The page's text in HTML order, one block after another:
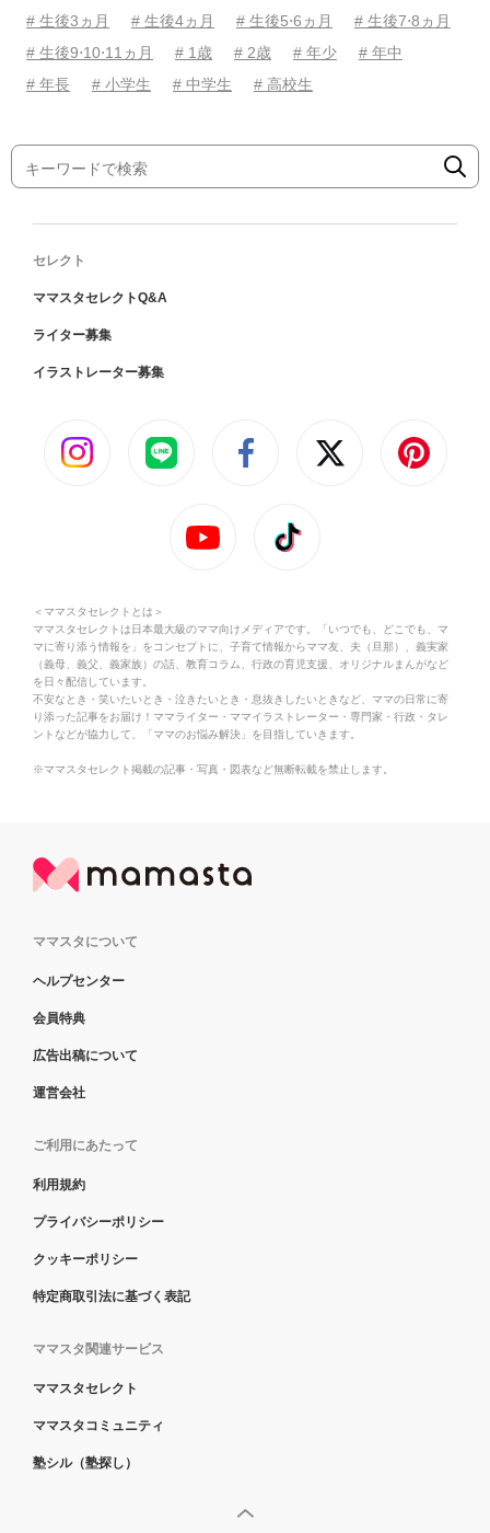
# 生後3ヵ月
# 生後4ヵ月 # 生後5⋅6ヵ月
# 生後7⋅8ヵ月
# 生後9⋅10⋅11ヵ月
# 1歳 # 2歳 # 年少
# 年中
# 年長
# 小学生 # 中学生 # 高校生
セレクト
ママスタセレクトQ&A
ライター募集
イラストレーター募集
＜ママスタセレクトとは＞
ママスタセレクトは日本最大級のママ向けメディアです。「いつでも、どこでも、マ
マに寄り添う情報を」をコンセプトに、子育て情報からママ友、夫（旦那）、義実家
（義母、義父、義家族）の話、教育コラム、行政の育児支援、オリジナルまんがなど
を日々配信しています。
不安なとき・笑いたいとき・泣きたいとき・息抜きしたいときなど、ママの日常に寄
り添った記事をお届け！ママライター・ママイラストレーター・専門家・行政・タレ
ントなどが協力して、「ママのお悩み解決」を目指していきます。
※ママスタセレクト掲載の記事・写真・図表など無断転載を禁止します。
ママスタについて
ヘルプセンター
会員特典
広告出稿について
運営会社
ご利用にあたって
利用規約
プライバシーポリシー
クッキーポリシー
特定商取引法に基づく表記
ママスタ関連サービス
ママスタセレクト
ママスタコミュニティ
塾シル（塾探し）